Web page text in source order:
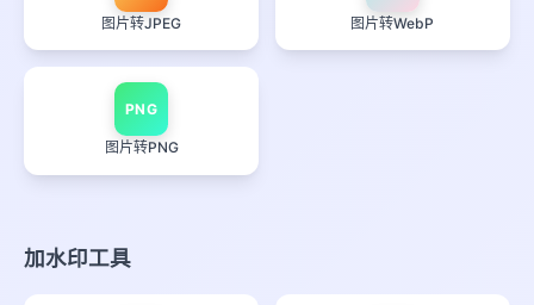
图片转JPEG 图片转WebP
PNG
图片转PNG
加水印工具